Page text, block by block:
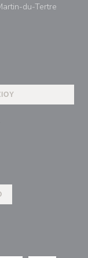
du-Tertre
σε νέο